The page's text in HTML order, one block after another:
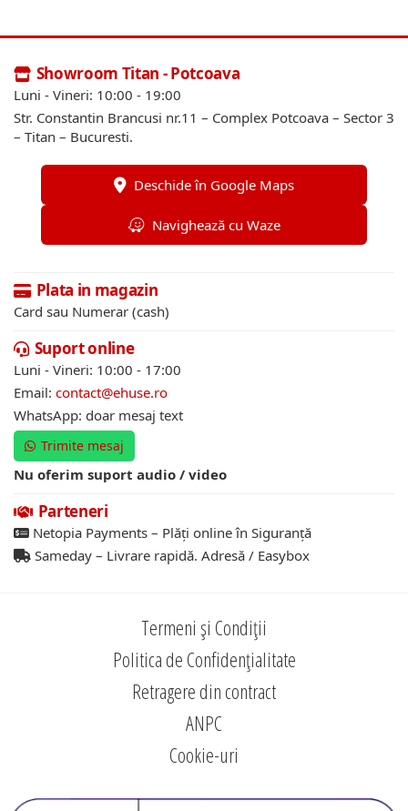
Showroom Titan - Potcoava
Luni - Vineri: 10:00 - 19:00
Str. Constantin Brancusi nr.11 – Complex Potcoava – Sector 3
– Titan – Bucuresti.
Deschide în Google Maps
Navighează cu Waze
Plata in magazin
Card sau Numerar (cash)
Suport online
Luni - Vineri: 10:00 - 17:00
Email: contact@ehuse.ro
WhatsApp: doar mesaj text
Trimite mesaj
Nu oferim suport audio / video
Parteneri
Netopia Payments – Plăți online în Siguranță
Sameday – Livrare rapidă. Adresă / Easybox
Termeni și Condiții
Politica de Confidențialitate
Retragere din contract
ANPC
Cookie-uri